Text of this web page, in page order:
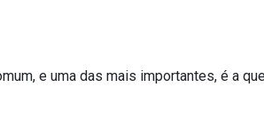
e uma das mais importantes, é a